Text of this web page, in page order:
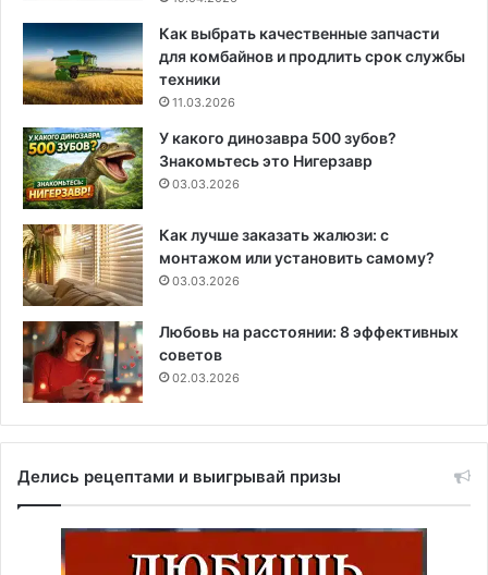
Как выбрать качественные запчасти
для комбайнов и продлить срок службы
техники
11.03.2026
У какого динозавра 500 зубов?
Знакомьтесь это Нигерзавр
03.03.2026
Как лучше заказать жалюзи: с
монтажом или установить самому?
03.03.2026
Любовь на расстоянии: 8 эффективных
советов
02.03.2026
Делись рецептами и выигрывай призы